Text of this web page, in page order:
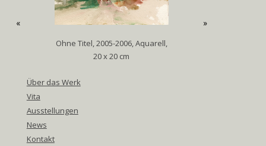
« »
Ohne Titel, 2005-2006, Aquarell,
20 x 20 cm
Über das Werk
Vita
Ausstellungen
News
Kontakt